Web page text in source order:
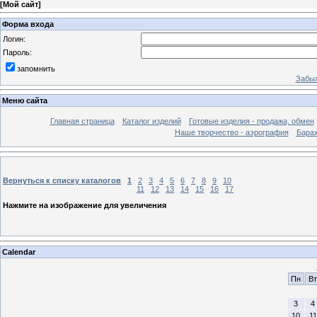
[Мой сайт]
Форма входа
Логин:
Пароль:
запомнить
Меню сайта
Главная страница Каталог изделий
Готовые изделия - продажа, обмен
Наше творчество - аэрография
Вернуться к списку каталогов 1 2 3 4 5 6 7 8 9
10
11
12 13 14 15 16
17
Нажмите на изображение для увеличения
Calendar
Пн
Вт
3
4